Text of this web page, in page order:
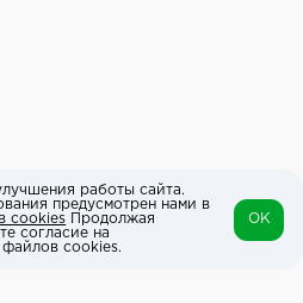
работы сайта.
предусмотрен нами в
cookies Продолжая
согласие на
файлов cookies.
OK